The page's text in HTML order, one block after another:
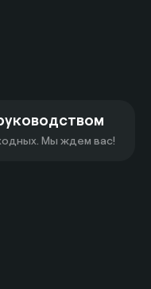
Мы ждем вас!